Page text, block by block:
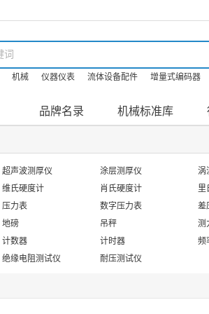
机械 仪器仪表 流体设备配件 增量式编码器
品牌名录 机械标准库
超声波测厚仪 涂层测厚仪 涡
维氏硬度计 肖氏硬度计 里
压力表 数字压力表 差
地磅 吊秤 测
计数器 计时器 频
绝缘电阻测试仪 耐压测试仪